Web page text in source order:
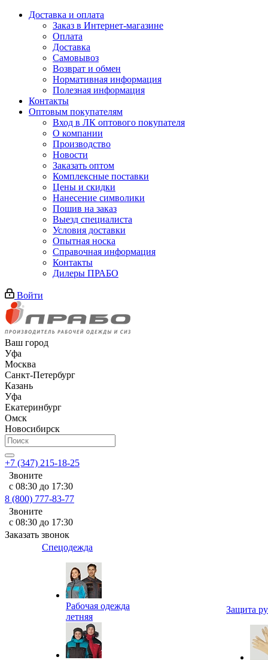
Доставка и оплата
Заказ в Интернет-магазине
Оплата
Доставка
Самовывоз
Возврат и обмен
Нормативная информация
Полезная информация
Контакты
Оптовым покупателям
Вход в ЛК оптового покупателя
О компании
Производство
Новости
Заказать оптом
Комплексные поставки
Цены и скидки
Нанесение символики
Пошив на заказ
Выезд специалиста
Условия доставки
Опытная носка
Справочная информация
Контакты
Дилеры ПРАБО
Войти
Ваш город
Уфа
Москва
Санкт-Петербург
Казань
Уфа
Екатеринбург
Омск
Новосибирск
+7 (347) 215-18-25
Звоните
с 08:30 до 17:30
8 (800) 777-83-77
Звоните
с 08:30 до 17:30
Заказать звонок
Спецодежда
Рабочая одежда
летняя
Защита